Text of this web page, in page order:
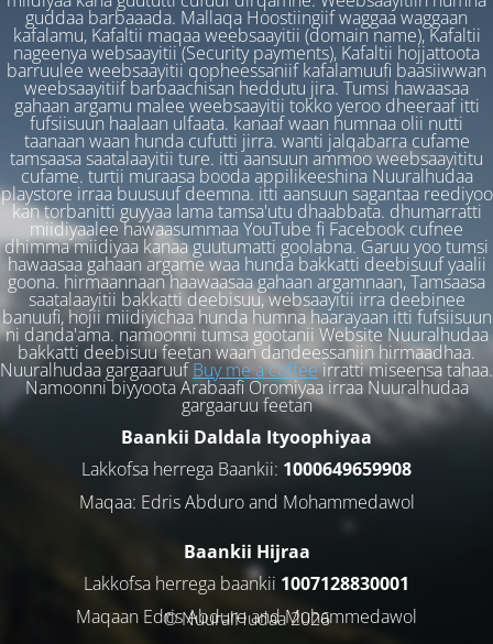
guddaa barbaaada. Mallaqa Hoostiingiif waggaa waggaan
kafalamu, Kafaltii maqaa weebsaayitii (domain name), Kafaltii
nageenya websaayitii (Security payments), Kafaltii hojjattoota
barruulee weebsaayitii qopheessaniif kafalamuufi baasiiwwan
weebsaayitiif barbaachisan heddutu jira. Tumsi hawaasaa
gahaan argamu malee weebsaayitii tokko yeroo dheeraaf itti
fufsiisuun haalaan ulfaata. kanaaf waan humnaa olii nutti
taanaan waan hunda cufutti jirra. wanti jalqabarra cufame
tamsaasa saatalaayitii ture. itti aansuun ammoo weebsaayititu
cufame. turtii muraasa booda appilikeeshina Nuuralhudaa
playstore irraa buusuuf deemna. itti aansuun sagantaa reediyoo
kan torbanitti guyyaa lama tamsa'utu dhaabbata. dhumarratti
miidiyaalee hawaasummaa YouTube fi Facebook cufnee
dhimma miidiyaa kanaa guutumatti goolabna. Garuu yoo tumsi
hawaasaa gahaan argame waa hunda bakkatti deebisuuf yaalii
goona. hirmaannaan haawaasaa gahaan argamnaan, Tamsaasa
saatalaayitii bakkatti deebisuu, websaayitii irra deebinee
banuufi, hojii miidiyichaa hunda humna haarayaan itti fufsiisuun
ni danda'ama. namoonni tumsa gootanii Website Nuuralhudaa
bakkatti deebisuu feetan waan dandeessaniin hirmaadhaa.
Nuuralhudaa gargaaruufBuy me a coffeeirratti miseensa tahaa.
Namoonni biyyoota Arabaafi Oromiyaa irraa Nuuralhudaa
gargaaruu feetan
Baankii Daldala Ityoophiyaa
Lakkofsa herrega Baankii: 1000649659908
Maqaa: Edris Abduro and Mohammedawol
Baankii Hijraa
Lakkofsa herrega baankii 1007128830001
Maqaan Edris Abduro and Muhammedawol
© NuuralHudaa 2026